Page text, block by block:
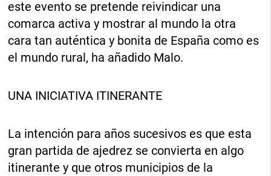
este evento se pretende reivindicar una
comarca activa y mostrar al mundo la otra
cara tan auténtica y bonita de España como es
el mundo rural, ha añadido Malo.
UNA INICIATIVA ITINERANTE
La intención para años sucesivos es que esta
gran partida de ajedrez se convierta en algo
itinerante y que otros municipios de la